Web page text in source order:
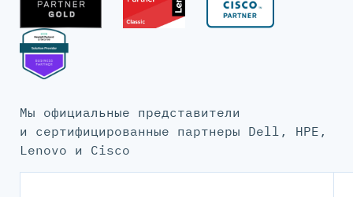
Мы официальные представители
и сертифицированные партнеры Dell, HPE,
Lenovo и Cisco